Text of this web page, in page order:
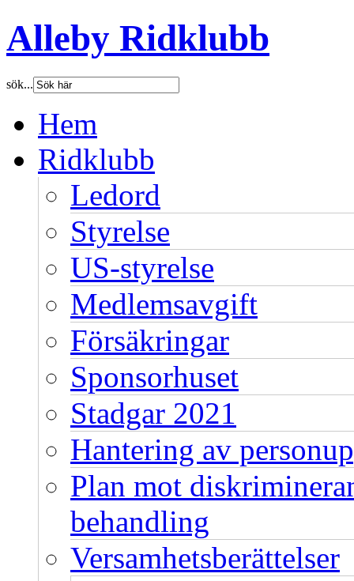
Alleby Ridklubb
sök...
Hem
Ridklubb
Ledord
Styrelse
US-styrelse
Medlemsavgift
Försäkringar
Sponsorhuset
Stadgar 2021
Hantering av
Plan mot
behandling
Versamhetsberättelser